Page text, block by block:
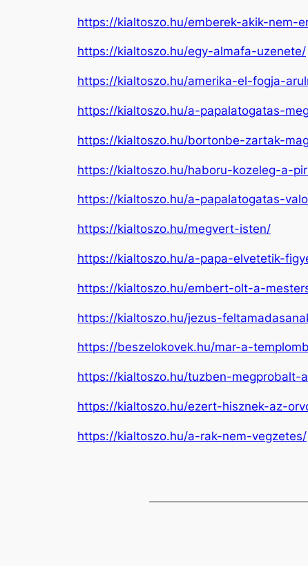
https://kialtoszo.hu/emberek-akik-nem-
https://kialtoszo.hu/egy-almafa-uzenete/
https://kialtoszo.hu/amerika-el-fogja-
https://kialtoszo.hu/a-papalatogatas-
https://kialtoszo.hu/bortonbe-zartak-
https://kialtoszo.hu/haboru-kozeleg-a-
https://kialtoszo.hu/a-papalatogatas-
https://kialtoszo.hu/megvert-isten/
https://kialtoszo.hu/a-papa-elvetetik-
https://kialtoszo.hu/embert-olt-a-
https://kialtoszo.hu/jezus-
https://beszelokovek.hu/mar-a-
https://kialtoszo.hu/tuzben-megprobalt-
https://kialtoszo.hu/ezert-hisznek-az-
https://kialtoszo.hu/a-rak-nem-vegzetes/